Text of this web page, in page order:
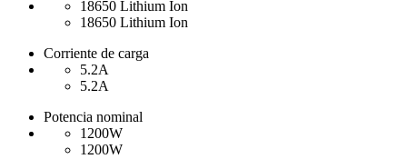
18650 Lithium Ion
18650 Lithium Ion
Corriente de carga
5.2A
5.2A
Potencia nominal
1200W
1200W